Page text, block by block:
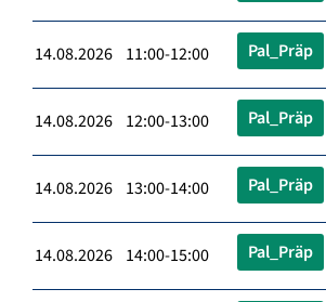
14.08.2026 11:00-12:00 Pal_Präp
14.08.2026 12:00-13:00 Pal_Präp
14.08.2026 13:00-14:00 Pal_Präp
14.08.2026 14:00-15:00 Pal_Präp